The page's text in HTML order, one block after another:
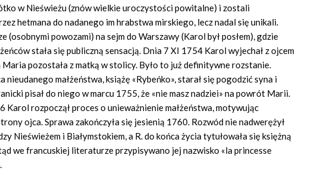
w Nieświeżu (znów wielkie uroczystości powitalne) i zostali
hetmana do nadanego im hrabstwa mirskiego, lecz nadal się unikali.
(osobnymi powozami) na sejm do Warszawy (Karol był posłem), gdzie
stała się publiczną sensacją. Dnia 7 XI 1754 Karol wyjechał z ojcem
Maria pozostała z matką w stolicy. Było to już definitywne rozstanie.
nieudanego małżeństwa, książę «Rybeńko», starał się pogodzić syna i
pisał do niego w marcu 1755, że «nie masz nadziei» na powrót Marii.
Karol rozpoczął proces o unieważnienie małżeństwa, motywując
ojca. Sprawa zakończyła się jesienią 1760. Rozwód nie nadwerężył
Nieświeżem i Białymstokiem, a R. do końca życia tytułowała się księżną
we francuskiej literaturze przypisywano jej nazwisko «la princesse